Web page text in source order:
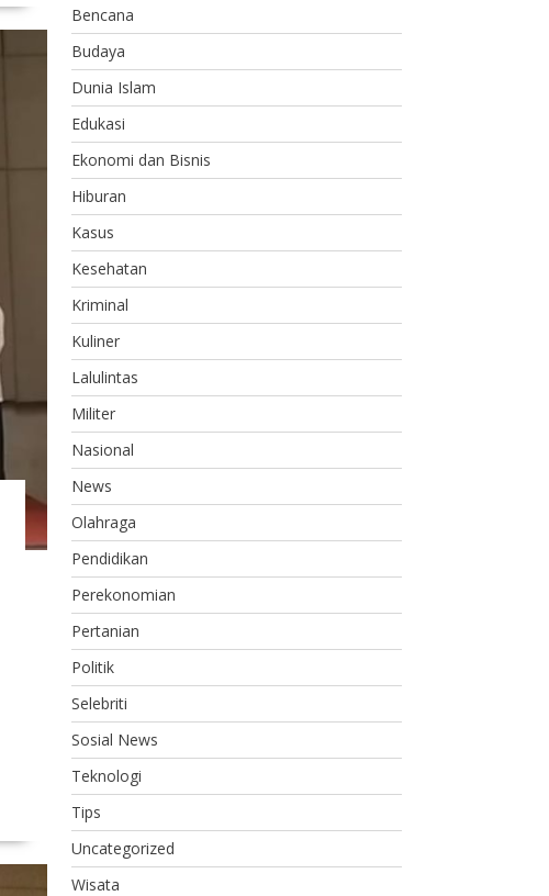
Bencana
Budaya
Dunia Islam
Edukasi
Ekonomi dan Bisnis
Hiburan
Kasus
Kesehatan
Kriminal
Kuliner
Lalulintas
Militer
Nasional
News
Olahraga
Pendidikan
Perekonomian
Pertanian
Politik
Selebriti
Sosial News
Teknologi
Tips
Uncategorized
Wisata